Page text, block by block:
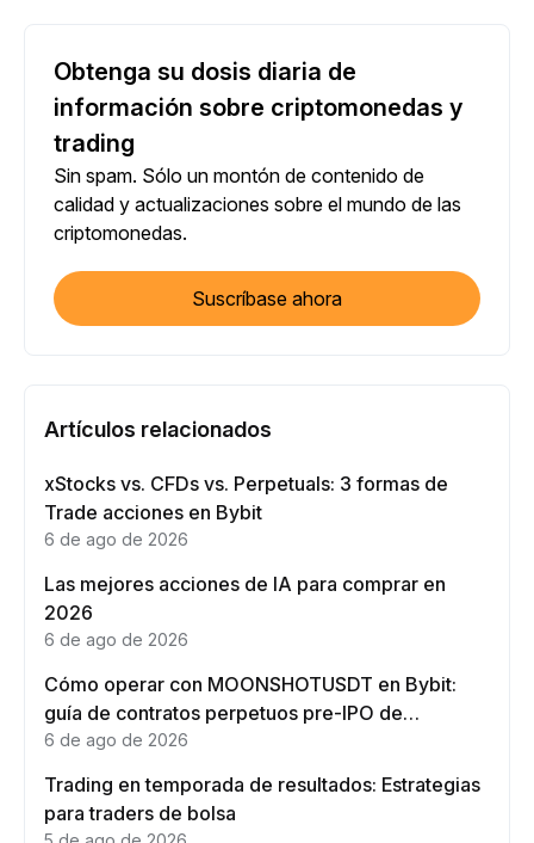
Obtenga su dosis diaria de
información sobre criptomonedas y
trading
Sin spam. Sólo un montón de contenido de
calidad y actualizaciones sobre el mundo de las
criptomonedas.
Suscríbase ahora
Artículos relacionados
xStocks vs. CFDs vs. Perpetuals: 3 formas de
Trade acciones en Bybit
6 de ago de 2026
Las mejores acciones de IA para comprar en
2026
6 de ago de 2026
Cómo operar con MOONSHOTUSDT en Bybit:
guía de contratos perpetuos pre-IPO de
Moonshot AI
6 de ago de 2026
Trading en temporada de resultados: Estrategias
para traders de bolsa